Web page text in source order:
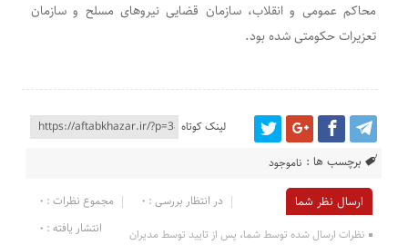
محاکم عمومی و انقلاب، سازمان قضایی نیرو‌های مسلح و سازمان
تعزیرات حکومتی شده بود.
لینک کوتاه
برچسب ها : ناموجود
ارسال نظر شما مجموع نظرات : 0
در انتظار بررسی : 0
انتشار یافته : 0
نظرات ارسال شده توسط شما، پس از تایید توسط مدیران